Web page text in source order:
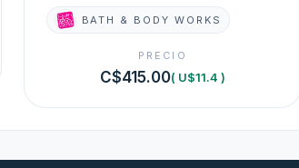
BATH & BODY WORKS
PRECIO
C$415.00( U$11.4 )